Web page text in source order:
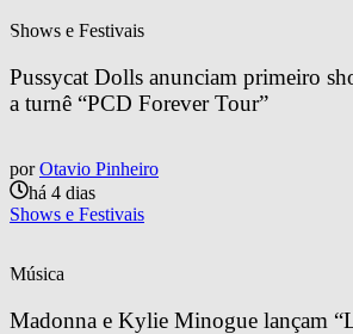
Shows e Festivais
Pussycat Dolls anunciam primeiro
a turnê “PCD Forever Tour”
por Otavio Pinheiro
há 4 dias
Shows e Festivais
Música
Madonna e Kylie Minogue lançam